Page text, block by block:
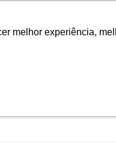
melhor experiência,